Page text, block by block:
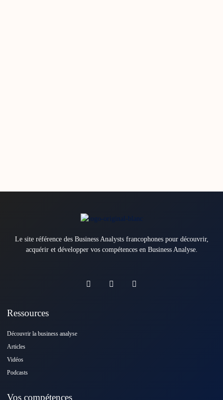
Le site référence des Business Analysts francophones pour découvrir,
acquérir et développer vos compétences en Business Analyse.
Ressources
Découvrir la business analyse
Articles
Vidéos
Podcasts
Vos compétences